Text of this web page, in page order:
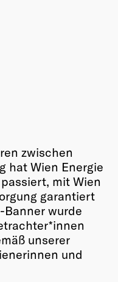
zwischen
hat Wien Energie
mit Wien
garantiert
wurde
unserer
und